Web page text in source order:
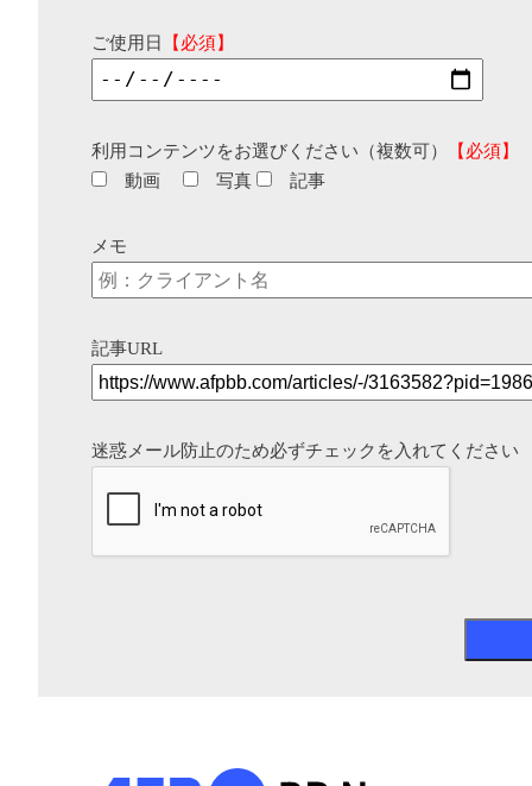
ご使用日 【必須】
利用コンテンツをお選びください（複数可）
【必須】
動画
写真 記事
メモ
記事URL
迷惑メール防止のため必ずチェックを入れてください